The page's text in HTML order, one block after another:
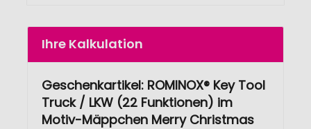
Ihre Kalkulation
Geschenkartikel: ROMINOX® Key Tool
Truck / LKW (22 Funktionen) im
Motiv-Mäppchen Merry Christmas